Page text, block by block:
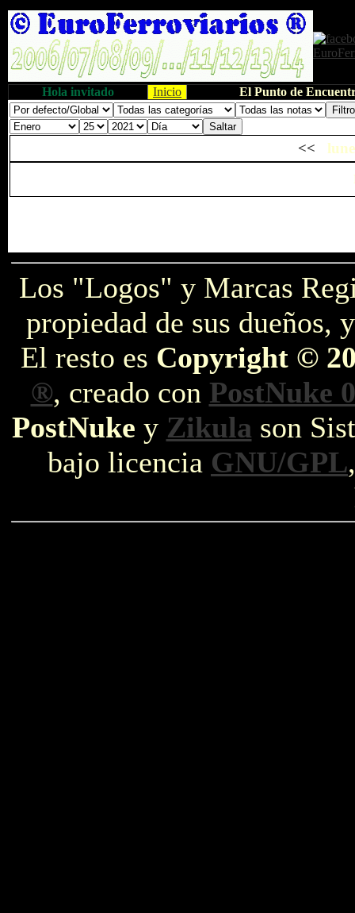
Hola invitado Inicio El Punto de
<<
Los "Logos" y Marcas
propiedad de sus dueños,
El resto es Copyright ©
®, creado con PostNuke
PostNuke y Zikula son
bajo licencia GNU/GPL